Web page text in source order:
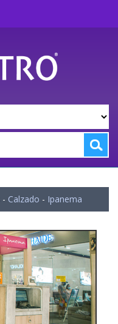
- Calzado - Ipanema